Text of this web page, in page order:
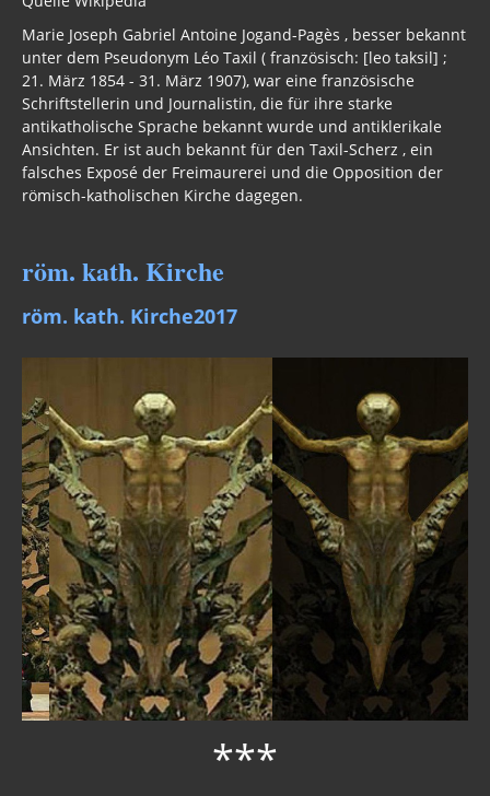
New Zealand
China Lake
Freimaurer Bücher
google
Hörbücher
BRD / Deutschland
Stöverstuuv 2017, 2016. 2015
Gästebuch
Marie Joseph Gabriel Antoine Jogand-Pagès , besser bekannt
unter dem Pseudonym Léo Taxil ( französisch: [leo taksil] ;
21. März 1854 - 31. März 1907), war eine französische
Schriftstellerin und Journalistin, die für ihre starke
antikatholische Sprache bekannt wurde und antiklerikale
Ansichten. Er ist auch bekannt für den Taxil-Scherz , ein
falsches Exposé der Freimaurerei und die Opposition der
römisch-katholischen Kirche dagegen.
***